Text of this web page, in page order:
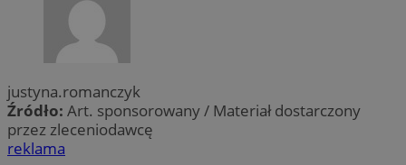
justyna.romanczyk
Źródło: Art. sponsorowany / Materiał dostarczony
przez zleceniodawcę
reklama